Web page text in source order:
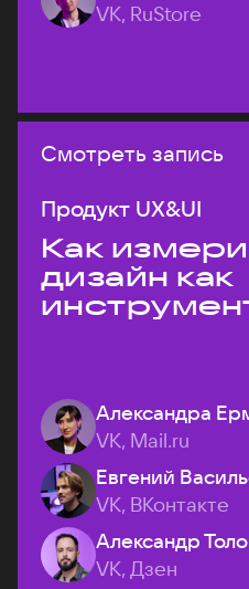
VK, RuStore
Смотреть запись
Продукт UX&UI
Как
дизайн как
Александра
VK, Mail.ru
Евгений
VK, ВКонтакте
Александр
VK, Дзен